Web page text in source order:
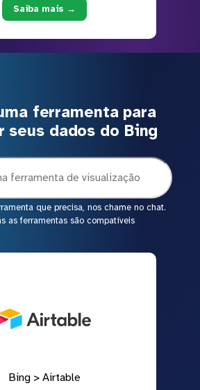
Saiba mais →
ferramenta para
seus dados do Bing
que precisa, nos chame no chat.
as ferramentas são compatíveis
Bing > Airtable